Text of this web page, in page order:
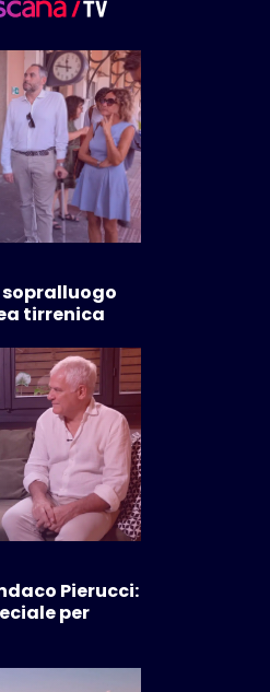
sopralluogo
tirrenica
Pierucci:
per